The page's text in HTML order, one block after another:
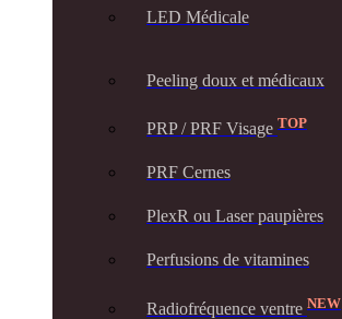
LED Médicale
Peeling doux et médicaux
PRP / PRF Visage TOP
PRF Cernes
PlexR ou Laser paupières
Perfusions de vitamines
Radiofréquence ventre NEW